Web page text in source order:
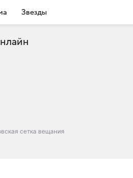
Звезды
сетка вещания